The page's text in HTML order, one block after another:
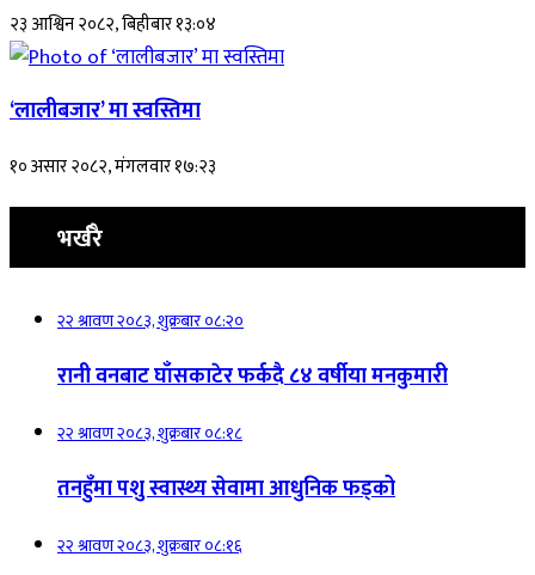
२३ आश्विन २०८२, बिहीबार १३:०४
‘लालीबजार’ मा स्वस्तिमा
१० असार २०८२, मंगलवार १७:२३
भर्खरै
२२ श्रावण २०८३, शुक्रबार ०८:२०
रानी वनबाट घाँसकाटेर फर्कदै ८४ वर्षीया मनकुमारी
२२ श्रावण २०८३, शुक्रबार ०८:१८
तनहुँमा पशु स्वास्थ्य सेवामा आधुनिक फड्को
२२ श्रावण २०८३, शुक्रबार ०८:१६